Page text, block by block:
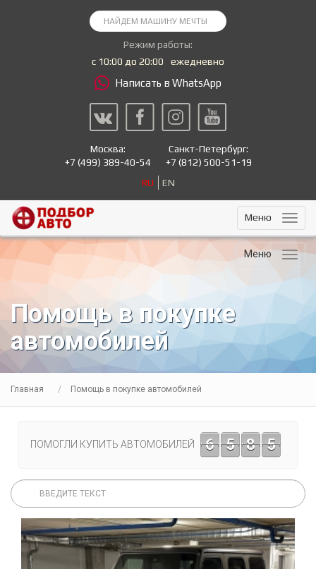
Режим работы:
с 10:00 до 20:00
ежедневно
Написать в WhatsApp
Москва:
+7 (499) 389-40-54
Санкт-Петербург:
+7 (812) 500-51-19
RU
EN
Меню
Меню
Помощь в покупке
автомобилей
Главная Помощь в покупке автомобилей
ПОМОГЛИ КУПИТЬ АВТОМОБИЛЕЙ 6 5 8 5